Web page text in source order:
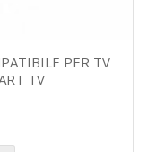
PER TV
TV